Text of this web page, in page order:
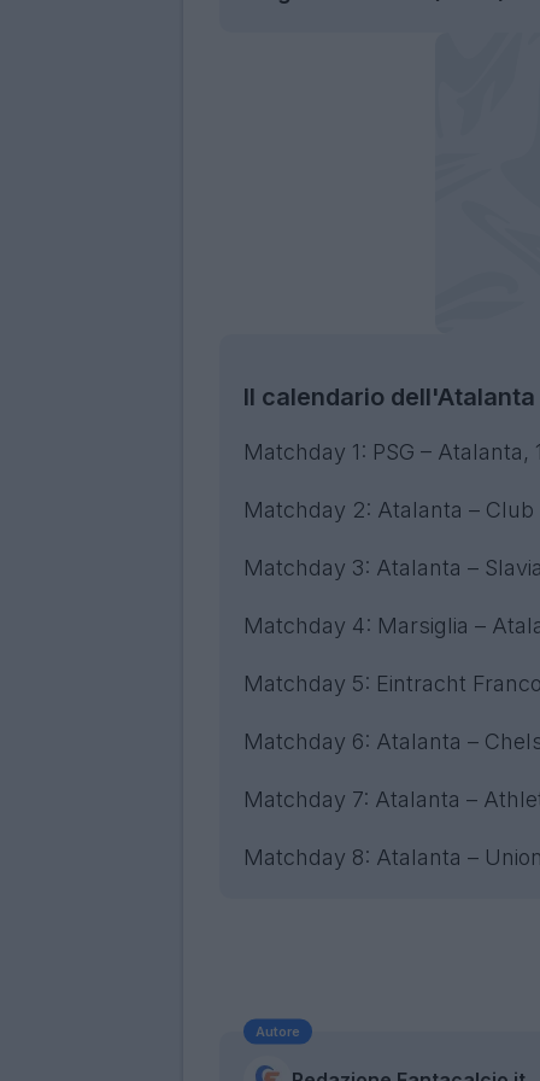
Il calendario
Matchday 1: PSG – Atalanta,
Matchday 2: Atalanta –
Matchday 3: Atalanta –
Matchday 4: Marsiglia –
Matchday 5: Eintracht
Matchday 6: Atalanta –
Matchday 7: Atalanta –
Matchday 8: Atalanta –
Autore